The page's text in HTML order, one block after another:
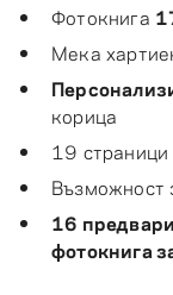
Фотокнига
Мека
корица
19 страници
Възможност
16
фотокнига